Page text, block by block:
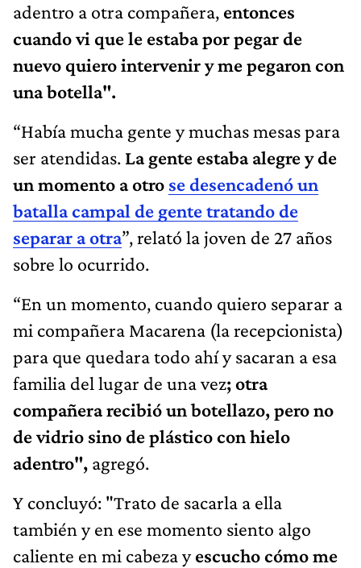
adentro a otra compañera, entonces
cuando vi que le estaba por pegar de
nuevo quiero intervenir y me pegaron con
una botella".
“Había mucha gente y muchas mesas para
ser atendidas. La gente estaba alegre y de
un momento a otro se desencadenó un
batalla campal de gente tratando de
separar a otra”, relató la joven de 27 años
sobre lo ocurrido.
“En un momento, cuando quiero separar a
mi compañera Macarena (la recepcionista)
para que quedara todo ahí y sacaran a esa
familia del lugar de una vez; otra
compañera recibió un botellazo, pero no
de vidrio sino de plástico con hielo
adentro", agregó.
Y concluyó: "Trato de sacarla a ella
también y en ese momento siento algo
caliente en mi cabeza yescucho cómo me